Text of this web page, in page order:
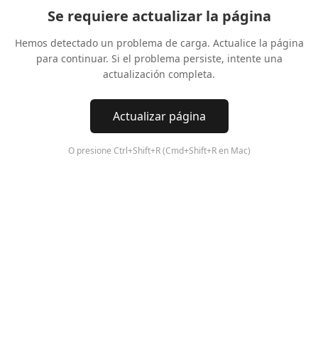
Se requiere actualizar la página
Hemos detectado un problema de carga. Actualice la página
para continuar. Si el problema persiste, intente una
actualización completa.
Actualizar página
O presione Ctrl+Shift+R (Cmd+Shift+R en Mac)